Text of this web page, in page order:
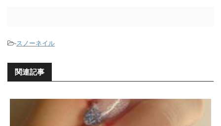
-スノーネイル
関連記事